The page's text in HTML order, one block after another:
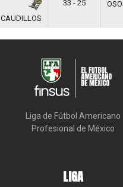
CAUDILLOS
33 - 25
Liga de Fútbol Americano
Profesional de México
LIGA